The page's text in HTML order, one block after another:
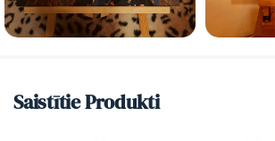
Saistītie Produkti